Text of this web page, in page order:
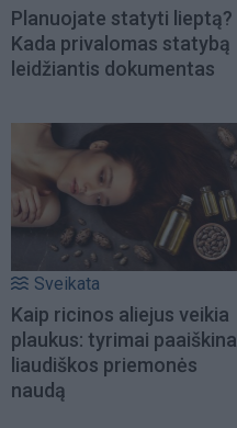
Planuojate statyti lieptą?
Kada privalomas statybą
leidžiantis dokumentas
Sveikata
Kaip ricinos aliejus veikia
plaukus: tyrimai paaiškina
liaudiškos priemonės
naudą